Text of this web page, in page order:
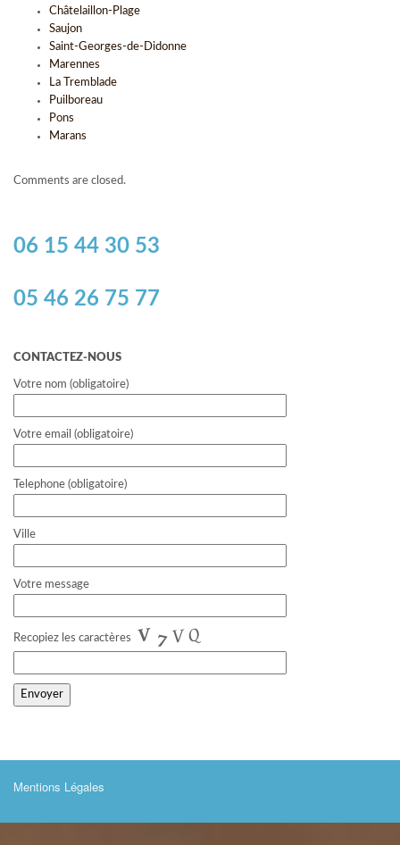
Châtelaillon-Plage
Saujon
Saint-Georges-de-Didonne
Marennes
La Tremblade
Puilboreau
Pons
Marans
Comments are closed.
06 15 44 30 53
05 46 26 75 77
CONTACTEZ-NOUS
Votre nom (obligatoire)
Votre email (obligatoire)
Telephone (obligatoire)
Ville
Votre message
Recopiez les caractères
Mentions Légales